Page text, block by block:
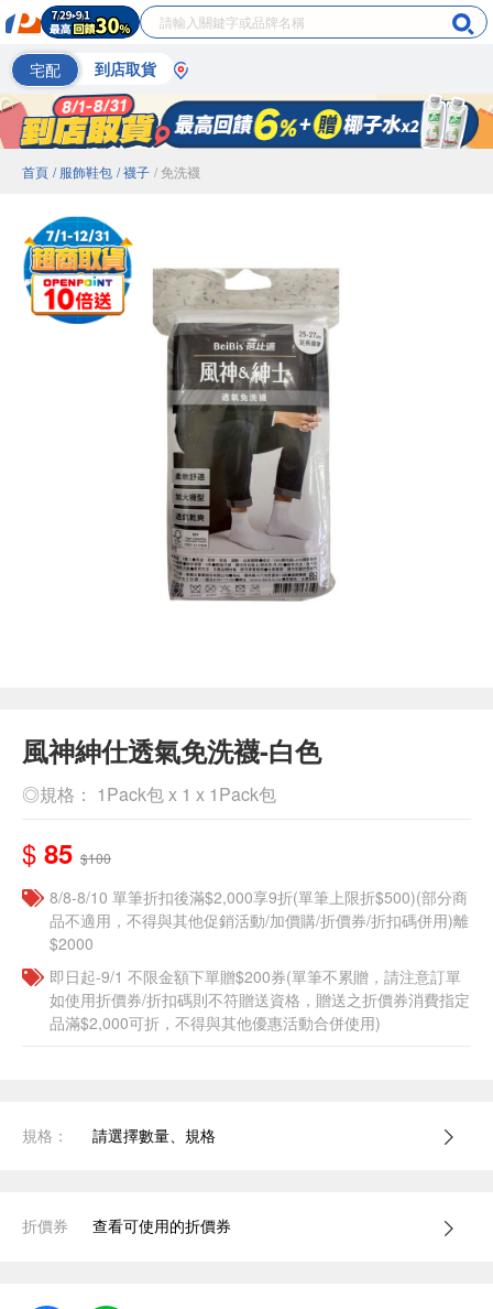
宅配 到店取貨
首頁 / 服飾鞋包 / 襪子 / 免洗襪
風神紳仕透氣免洗襪-白色
◎規格： 1Pack包 x 1 x 1Pack包
$ 85 $100
8/8-8/10 單筆折扣後滿$2,000享9折(單筆上限折$500)(部分商
品不適用，不得與其他促銷活動/加價購/折價券/折扣碼併用)離
$2000
即日起-9/1 不限金額下單贈$200券(單筆不累贈，請注意訂單
如使用折價券/折扣碼則不符贈送資格，贈送之折價券消費指定
品滿$2,000可折，不得與其他優惠活動合併使用)
規格： 請選擇數量、規格
折價券 查看可使用的折價券